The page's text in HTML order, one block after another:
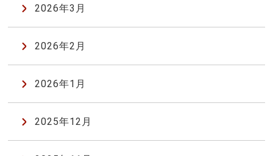
2026年3月
2026年2月
2026年1月
2025年12月